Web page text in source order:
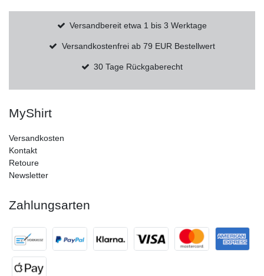
Versandbereit etwa 1 bis 3 Werktage
Versandkostenfrei ab 79 EUR Bestellwert
30 Tage Rückgaberecht
MyShirt
Versandkosten
Kontakt
Retoure
Newsletter
Zahlungsarten